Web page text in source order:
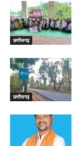
छत्तीसगढ़
छत्तीसगढ़